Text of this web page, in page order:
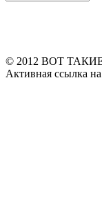
© 2012 ВОТ
Активная ссылка